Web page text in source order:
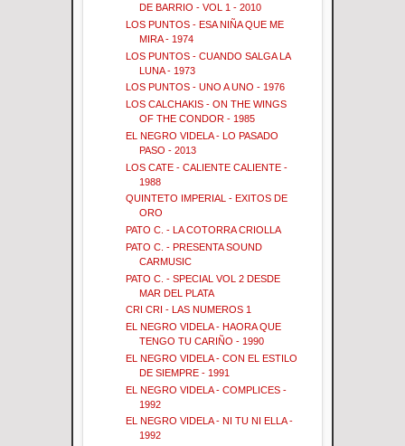
DE BARRIO - VOL 1 - 2010
LOS PUNTOS - ESA NIÑA QUE ME
MIRA - 1974
LOS PUNTOS - CUANDO SALGA LA
LUNA - 1973
LOS PUNTOS - UNO A UNO - 1976
LOS CALCHAKIS - ON THE WINGS
OF THE CONDOR - 1985
EL NEGRO VIDELA - LO PASADO
PASO - 2013
LOS CATE - CALIENTE CALIENTE -
1988
QUINTETO IMPERIAL - EXITOS DE
ORO
PATO C. - LA COTORRA CRIOLLA
PATO C. - PRESENTA SOUND
CARMUSIC
PATO C. - SPECIAL VOL 2 DESDE
MAR DEL PLATA
CRI CRI - LAS NUMEROS 1
EL NEGRO VIDELA - HAORA QUE
TENGO TU CARIÑO - 1990
EL NEGRO VIDELA - CON EL ESTILO
DE SIEMPRE - 1991
EL NEGRO VIDELA - COMPLICES -
1992
EL NEGRO VIDELA - NI TU NI ELLA -
1992